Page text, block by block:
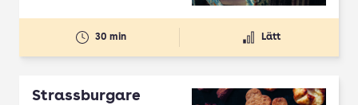
30 min Lätt
Strassburgare